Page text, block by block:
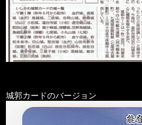
城郭カードのバージョン